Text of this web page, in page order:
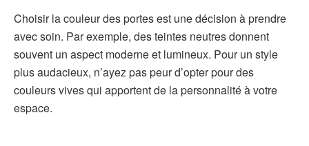
Choisir la couleur des portes est une décision à prendre
avec soin. Par exemple, des teintes neutres donnent
souvent un aspect moderne et lumineux. Pour un style
plus audacieux, n’ayez pas peur d’opter pour des
couleurs vives qui apportent de la personnalité à votre
espace.